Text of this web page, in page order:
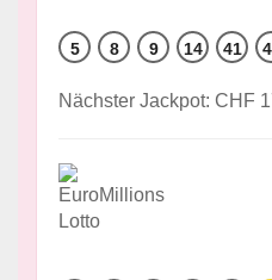
5 8 9 14 41
Nächster Jackpot: CHF